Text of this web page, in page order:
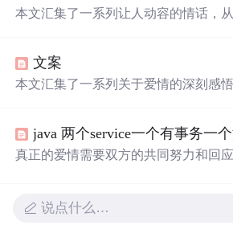
本文汇集了一系列让人动容的情话，
都能触动人心。
文案
本文汇集了一系列关于爱情的深刻感
真正的爱情需要双方的共同努力和回
说点什么…